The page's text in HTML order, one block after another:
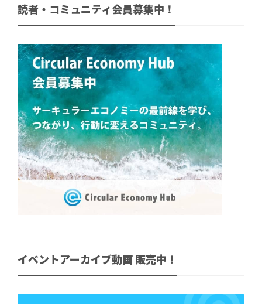
読者・コミュニティ会員募集中！
イベントアーカイブ動画 販売中！